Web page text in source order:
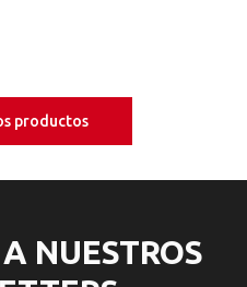
productos
NUESTROS